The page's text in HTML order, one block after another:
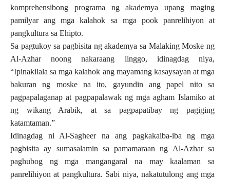
komprehensibong programa ng akademya upang maging
pamilyar ang mga kalahok sa mga pook panrelihiyon at
pangkultura sa Ehipto.
Sa pagtukoy sa pagbisita ng akademya sa Malaking Moske ng
Al-Azhar noong nakaraang linggo, idinagdag niya,
“Ipinakilala sa mga kalahok ang mayamang kasaysayan at mga
bakuran ng moske na ito, gayundin ang papel nito sa
pagpapalaganap at pagpapalawak ng mga agham Islamiko at
ng wikang Arabik, at sa pagpapatibay ng pagiging
katamtaman.”
Idinagdag ni Al-Sagheer na ang pagkakaiba-iba ng mga
pagbisita ay sumasalamin sa pamamaraan ng Al-Azhar sa
paghubog ng mga mangangaral na may kaalaman sa
panrelihiyon at pangkultura. Sabi niya, nakatutulong ang mga